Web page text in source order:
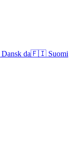
Dansk da🇫🇮 Suomi